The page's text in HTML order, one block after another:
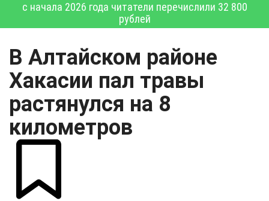
с начала 2026 года читатели перечислили 32 800
рублей
В Алтайском районе
Хакасии пал травы
растянулся на 8
километров